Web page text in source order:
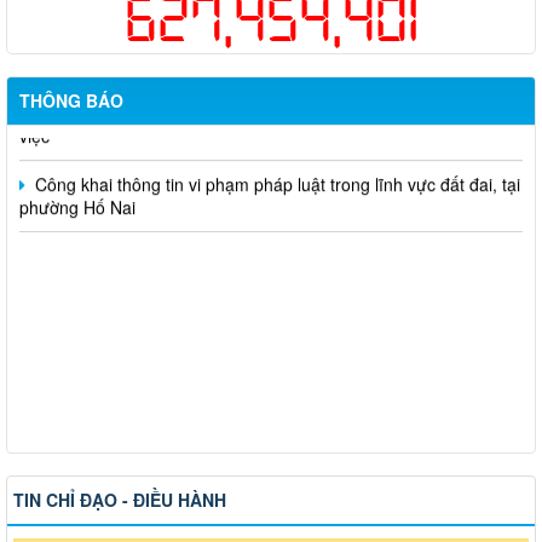
627,454,401
THÔNG BÁO
sức khỏe định kỳ hoặc khám sàng lọc miễn phí ít nhất mỗi năm
một lần cho người dân trên địa bàn thành phố Đồng Nai
Hỗ trợ đăng tải thông tin hợp nhất, thay đổi địa chỉ trụ sở làm
việc
Công khai thông tin vi phạm pháp luật trong lĩnh vực đất đai, tại
phường Hố Nai
TIN CHỈ ĐẠO - ĐIỀU HÀNH